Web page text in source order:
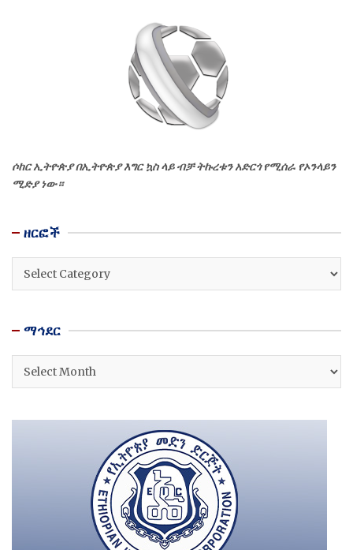
ሶከር ኢትዮጵያ በኢትዮጵያ እግር ኳስ ላይ ብቻ ትኩረቱን አድርጎ የሚሰራ የኦንላይን
ሚድያ ነው።
ዘርፎች
ዘርፎች
ማኅደር
ማኅደር